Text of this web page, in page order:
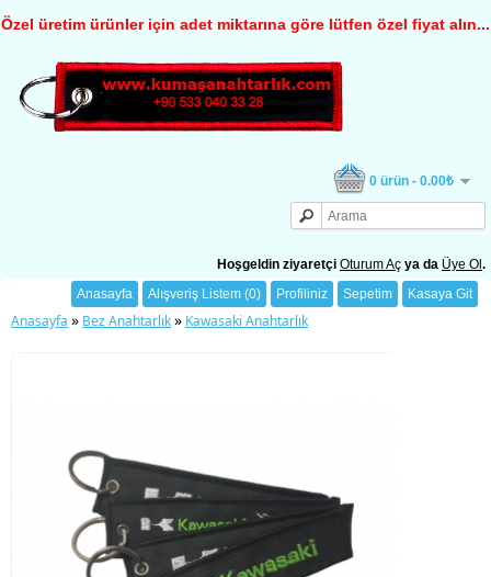
Özel üretim ürünler için adet miktarına göre lütfen özel fiyat alın...
0 ürün - 0.00₺
Hoşgeldin ziyaretçi Oturum Aç ya da Üye Ol .
Anasayfa
Alışveriş Listem (0) Profiliniz Sepetim Kasaya Git
Anasayfa » Bez Anahtarlık» Kawasaki Anahtarlık